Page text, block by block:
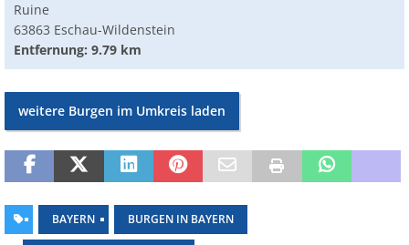
Ruine
63863 Eschau-Wildenstein
Entfernung: 9.79 km
weitere Burgen im Umkreis laden
BAYERN BURGEN IN BAYERN